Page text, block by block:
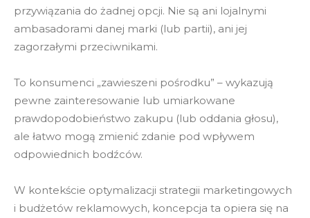
przywiązania do żadnej opcji. Nie są ani lojalnymi
ambasadorami danej marki (lub partii), ani jej
zagorzałymi przeciwnikami.
To konsumenci „zawieszeni pośrodku” – wykazują
pewne zainteresowanie lub umiarkowane
prawdopodobieństwo zakupu (lub oddania głosu),
ale łatwo mogą zmienić zdanie pod wpływem
odpowiednich bodźców.
W kontekście optymalizacji strategii marketingowych
i budżetów reklamowych, koncepcja ta opiera się na